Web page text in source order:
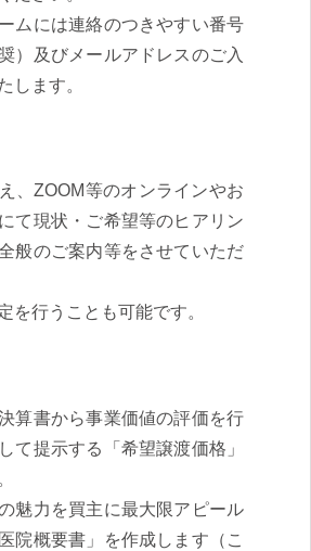
ムには連絡のつきやすい番号
）及びメールアドレスのご入
します。
、ZOOM等のオンラインやお
て現状・ご希望等のヒアリン
般のご案内等をさせていただ
を行うことも可能です。
算書から事業価値の評価を行
て提示する「希望譲渡価格」
魅力を買主に最大限アピール
院概要書」を作成します（こ